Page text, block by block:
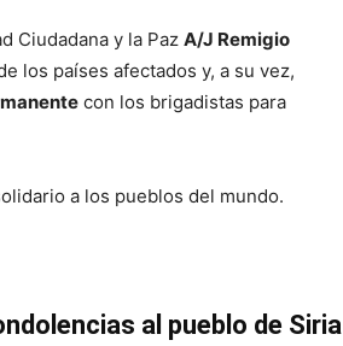
Ciudadana y la Paz A/J Remigio
los países afectados y, a su vez,
con los brigadistas para
a los pueblos del mundo.
al pueblo de Siria